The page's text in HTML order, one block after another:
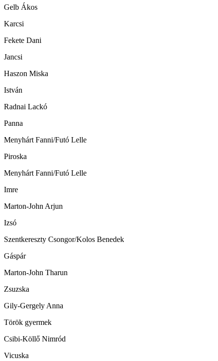
Gelb Ákos
Karcsi
Fekete Dani
Jancsi
Haszon Miska
István
Radnai Lackó
Panna
Menyhárt Fanni/Futó Lelle
Piroska
Menyhárt Fanni/Futó Lelle
Imre
Marton-John Arjun
Izsó
Szentkereszty Csongor/Kolos Benedek
Gáspár
Marton-John Tharun
Zsuzska
Gily-Gergely Anna
Török gyermek
Csibi-Köllő Nimród
Vicuska